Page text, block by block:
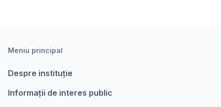
Meniu principal
Despre instituție
Informații de interes public